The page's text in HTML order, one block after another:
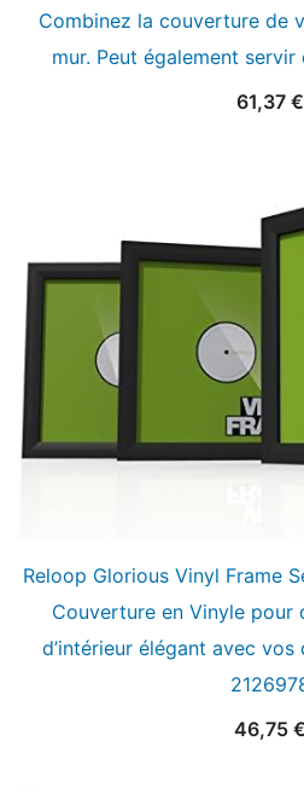
Combinez la couverture de
mur. Peut également
61,37 €
Reloop Glorious Vinyl Frame
Couverture en Vinyle pour
d’intérieur élégant avec
46,75 €